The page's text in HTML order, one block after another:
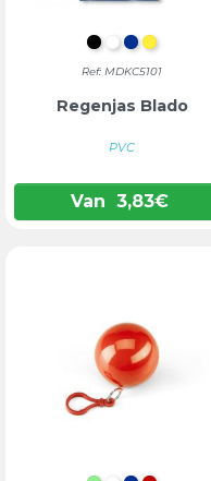
ZWART
WITBLAUW
GEEL
Ref: MDKC5101
Regenjas Blado
PVC
Van 3,83€